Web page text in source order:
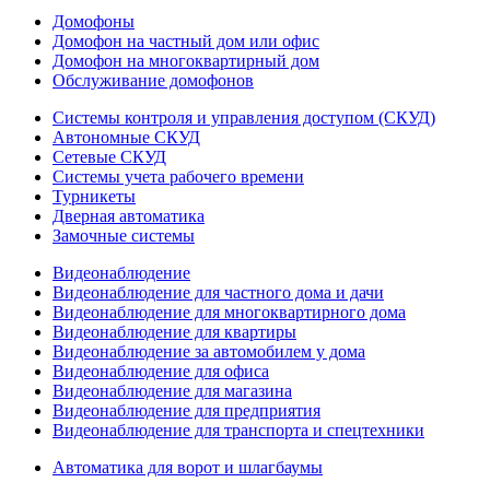
Домофоны
Домофон на частный дом или офис
Домофон на многоквартирный дом
Обслуживание домофонов
Системы контроля и управления доступом (СКУД)
Автономные СКУД
Сетевые СКУД
Системы учета рабочего времени
Турникеты
Дверная автоматика
Замочные системы
Видеонаблюдение
Видеонаблюдение для частного дома и дачи
Видеонаблюдение для многоквартирного дома
Видеонаблюдение для квартиры
Видеонаблюдение за автомобилем у дома
Видеонаблюдение для офиса
Видеонаблюдение для магазина
Видеонаблюдение для предприятия
Видеонаблюдение для транспорта и спецтехники
Автоматика для ворот и шлагбаумы